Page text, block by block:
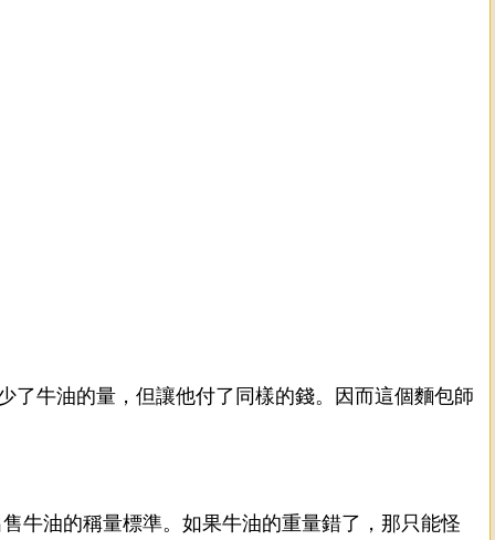
了牛油的量，但讓他付了同樣的錢。因而這個麵包師
牛油的稱量標準。如果牛油的重量錯了，那只能怪